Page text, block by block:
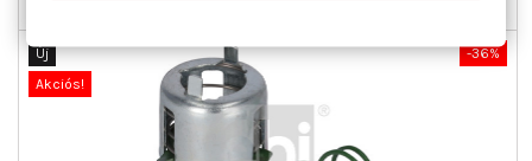
-36%
Új
Akciós!